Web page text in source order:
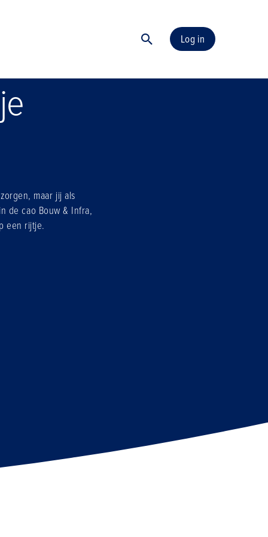
Log in
maar jij als
de cao Bouw & Infra,
een rijtje.